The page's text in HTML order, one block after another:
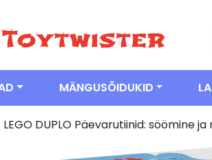
MÄNGUSÕIDUKID
DUPLO Päevarutiinid: söömine